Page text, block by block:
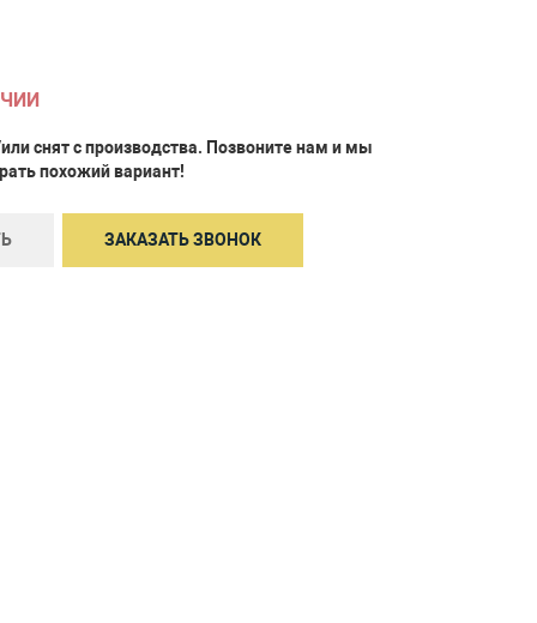
снят с производства. Позвоните нам и мы
похожий вариант!
ЗАКАЗАТЬ ЗВОНОК